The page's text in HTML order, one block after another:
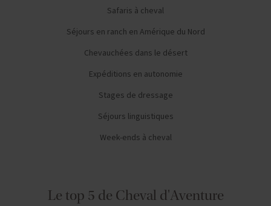
Safaris à cheval
Séjours en ranch en Amérique du Nord
Chevauchées dans le désert
Expéditions en autonomie
Stages de dressage
Séjours linguistiques
Week-ends à cheval
Le top 5 de Cheval d'Aventure